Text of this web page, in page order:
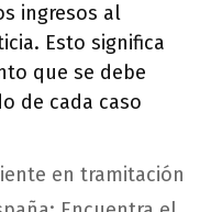
ingresos al
Esto significa
que se debe
de cada caso
en tramitación